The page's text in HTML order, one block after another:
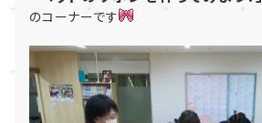
のコーナーです